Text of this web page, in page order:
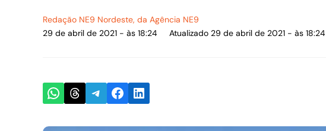
Redação NE9 Nordeste, da Agência NE9
29 de abril de 2021 - às 18:24
Atualizado 29 de abril de 2021 - às 18:24
Share on WhatsApp
Share on Threads
Share on Telegram
Share on Facebook
Share on LinkedIn